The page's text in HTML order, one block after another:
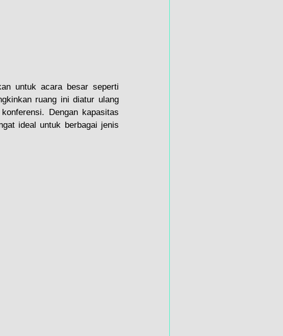
untuk acara besar seperti
ruang ini diatur ulang
Dengan kapasitas
ideal untuk berbagai jenis